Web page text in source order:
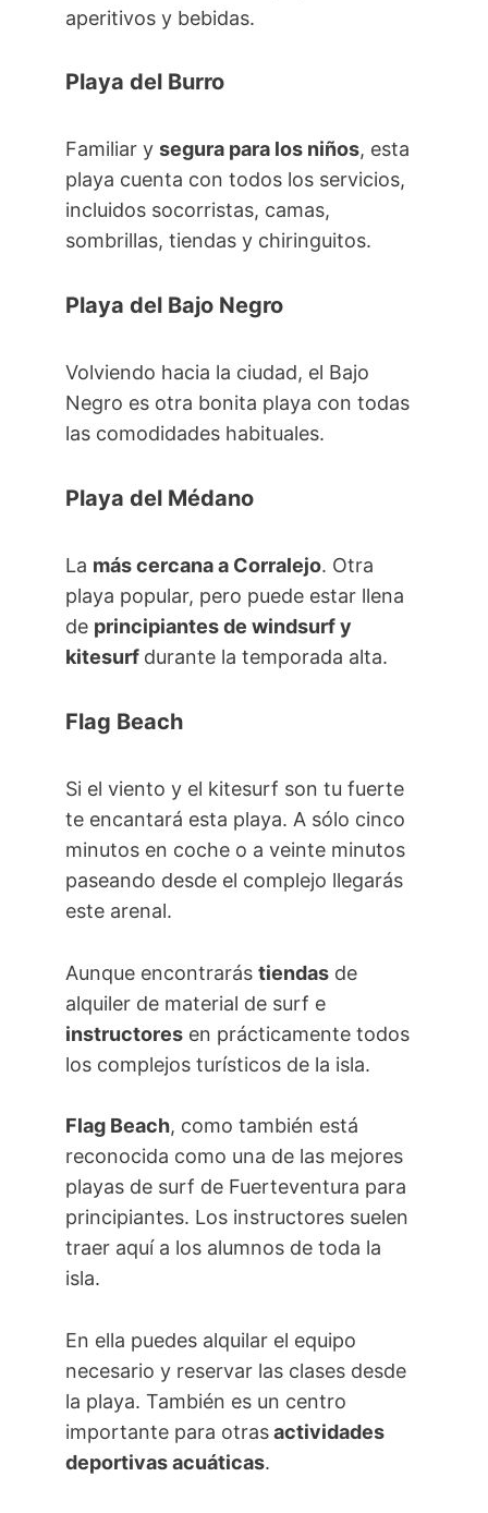
aperitivos y bebidas.
Playa del Burro
Familiar y segura para los niños, esta
playa cuenta con todos los servicios,
incluidos socorristas, camas,
sombrillas, tiendas y chiringuitos.
Playa del Bajo Negro
Volviendo hacia la ciudad, el Bajo
Negro es otra bonita playa con todas
las comodidades habituales.
Playa del Médano
La más cercana a Corralejo. Otra
playa popular, pero puede estar llena
de principiantes de windsurf y
kitesurf durante la temporada alta.
Flag Beach
Si el viento y el kitesurf son tu fuerte
te encantará esta playa. A sólo cinco
minutos en coche o a veinte minutos
paseando desde el complejo llegarás
este arenal.
Aunque encontrarás tiendas de
alquiler de material de surf e
instructores en prácticamente todos
los complejos turísticos de la isla.
Flag Beach, como también está
reconocida como una de las mejores
playas de surf de Fuerteventura para
principiantes. Los instructores suelen
traer aquí a los alumnos de toda la
isla.
En ella puedes alquilar el equipo
necesario y reservar las clases desde
la playa. También es un centro
importante para otrasactividades
deportivas acuáticas.